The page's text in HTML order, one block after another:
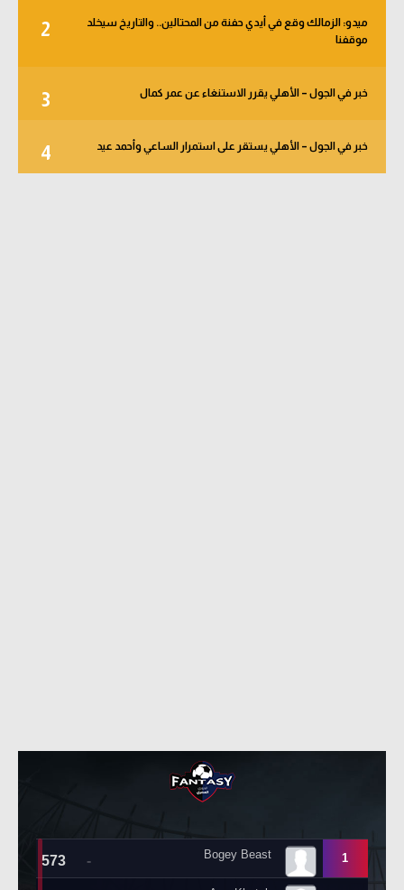
2
ميدو: الزمالك وقع في أيدي حفنة من المحتالين.. والتاريخ سيخلد
موقفنا
3 خبر في الجول – الأهلي يقرر الاستنغاء عن عمر كمال
4 خبر في الجول – الأهلي يستقر على استمرار الساعي وأحمد عيد